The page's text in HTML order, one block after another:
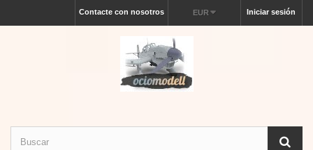
Iniciar sesión
EUR
Contacte con nosotros